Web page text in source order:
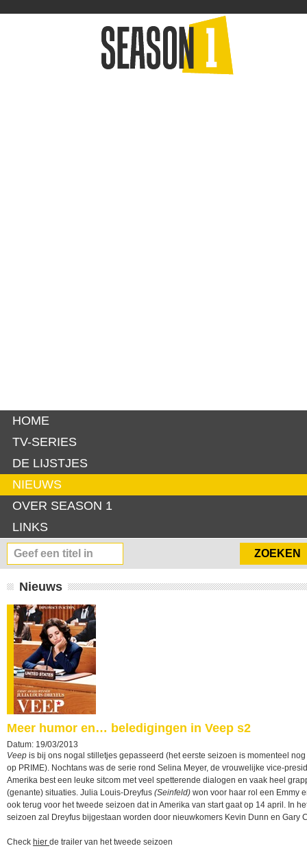
HOME
TV-SERIES
DE LIJSTJES
NIEUWS
OVER SEASON 1
LINKS
Nieuws
Meer humor en… beledigingen in Veep s2
Datum: 19/03/2013
Veep is bij ons nogal stilletjes gepasseerd (het eerste seizoen is momenteel
op PRIME). Nochtans was de serie rond Selina Meyer, de vrouwelijke vice-
Amerika best een leuke sitcom met veel spetterende dialogen en vaak heel
(genante) situaties. Julia Louis-Dreyfus (Seinfeld) won voor haar rol een Emmy
ook terug voor het tweede seizoen dat in Amerika van start gaat op 14 april. In
seizoen zal Dreyfus bijgestaan worden door nieuwkomers Kevin Dunn en Gary
Check hier de trailer van het tweede seizoen